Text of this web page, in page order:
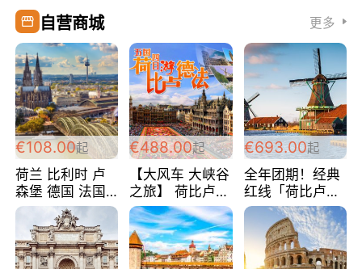
自营商城 更多
€108.00起
荷兰 比利时 卢
森堡 德国 法国
超爽玩遍西欧 循
环线 全程四星宾
馆 108欧/人/天
€488.00起
【大风车 大峡谷
之旅】 荷比卢德
法 巴黎上下 经
典五国四日游
488欧/人
€693.00起
全年团期！经典
红线「荷比卢德
法」七天循环 五
国 仅售99欧/人/
天！巴黎上下！
包拼房~